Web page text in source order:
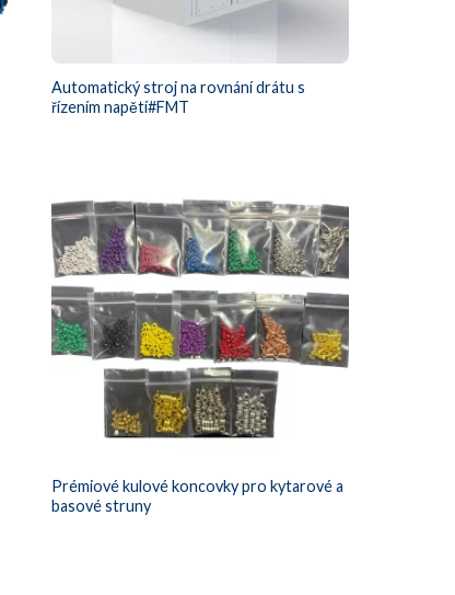
Automatický stroj na rovnání drátu s
řízením napětí#FMT
Prémiové kulové koncovky pro kytarové a
basové struny